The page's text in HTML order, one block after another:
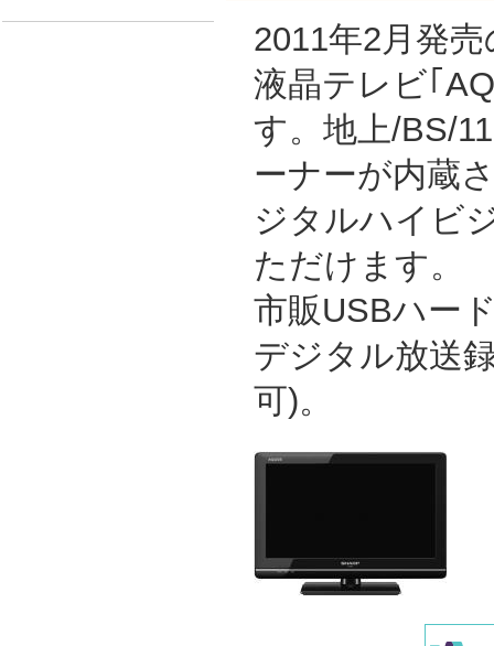
2011年2月発
液晶テレビ｢
す。地上/BS/
ーナーが内蔵
ジタルハイビ
ただけます。
市販USBハー
デジタル放送
可)。